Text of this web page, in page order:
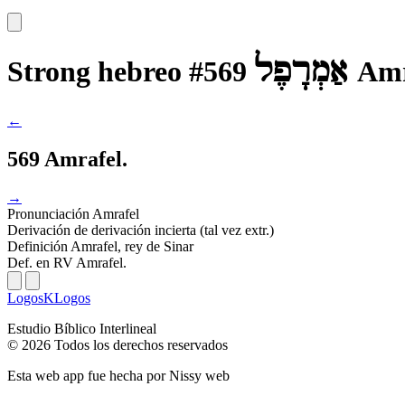
Strong hebreo #569 אַמְרָפֶל
←
569 Amrafel.
→
Pronunciación Amrafel
Derivación de derivación incierta (tal vez extr.)
Definición Amrafel, rey de Sinar
Def. en RV Amrafel.
LogosKLogos
Estudio Bíblico Interlineal
© 2026 Todos los derechos reservados
Esta web app fue hecha porNissy web